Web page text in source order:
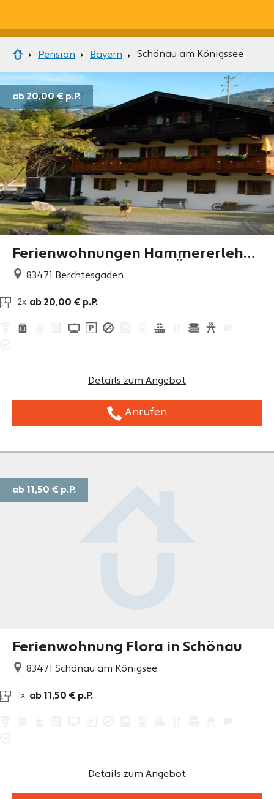
Pension Bayern Schönau am Königssee
Ferienwohnungen Hammererlehen
Berchtesgaden Grenze Österreich 1
0 km Nähe Salzburg
83471 Berchtesgaden
2x ab 20,00 € p.P.
Details zum Angebot
Anrufen
ab 20,00 €p.P.
Ferienwohnung Flora in Schönau
83471 Schönau am Königsee
1x ab 11,50 € p.P.
Details zum Angebot
ab 11,50 € p.P.